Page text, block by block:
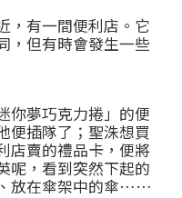
，有一間便利店。它
，但有時會發生一些
你夢巧克力捲」的便
便插隊了；聖洙想買
店賣的禮品卡，便將
呢，看到突然下起的
放在傘架中的傘……